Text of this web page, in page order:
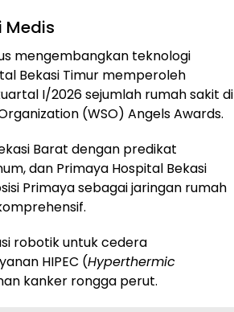
Medis
mengembangkan teknologi
Bekasi Timur memperoleh
I/2026 sejumlah rumah sakit di
(WSO) Angels Awards.
Barat dengan predikat
dan Primaya Hospital Bekasi
Primaya sebagai jaringan rumah
robotik untuk cedera
HIPEC (Hyperthermic
kanker rongga perut.